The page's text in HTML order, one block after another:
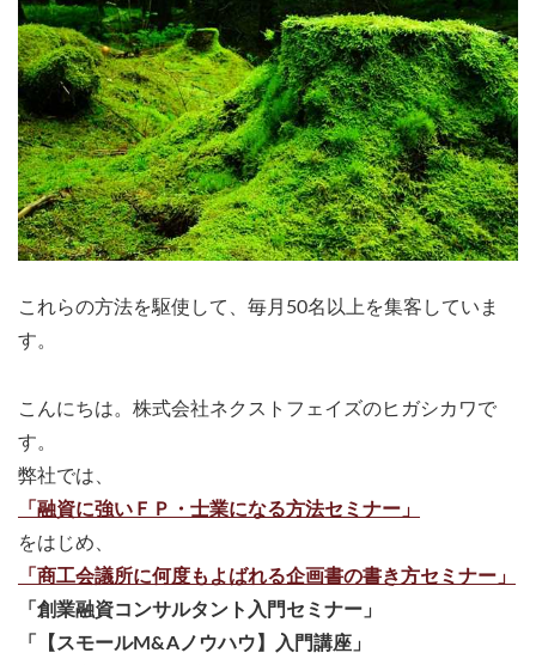
これらの方法を駆使して、毎月50名以上を集客していま
す。
こんにちは。株式会社ネクストフェイズのヒガシカワで
す。
弊社では、
「融資に強いＦＰ・士業になる方法セミナー」
をはじめ、
「商工会議所に何度もよばれる企画書の書き方セミナー」
「創業融資コンサルタント入門セミナー」
「【スモールM&Aノウハウ】入門講座」